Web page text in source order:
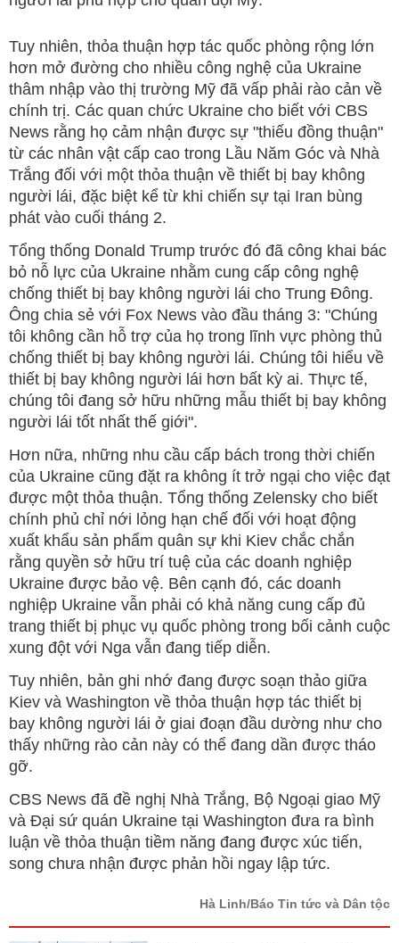
Tuy nhiên, thỏa thuận hợp tác quốc phòng rộng lớn
hơn mở đường cho nhiều công nghệ của Ukraine
thâm nhập vào thị trường Mỹ đã vấp phải rào cản về
chính trị. Các quan chức Ukraine cho biết với CBS
News rằng họ cảm nhận được sự "thiếu đồng thuận"
từ các nhân vật cấp cao trong Lầu Năm Góc và Nhà
Trắng đối với một thỏa thuận về thiết bị bay không
người lái, đặc biệt kể từ khi chiến sự tại Iran bùng
phát vào cuối tháng 2.
Tổng thống Donald Trump trước đó đã công khai bác
bỏ nỗ lực của Ukraine nhằm cung cấp công nghệ
chống thiết bị bay không người lái cho Trung Đông.
Ông chia sẻ với Fox News vào đầu tháng 3: "Chúng
tôi không cần hỗ trợ của họ trong lĩnh vực phòng thủ
chống thiết bị bay không người lái. Chúng tôi hiểu về
thiết bị bay không người lái hơn bất kỳ ai. Thực tế,
chúng tôi đang sở hữu những mẫu thiết bị bay không
người lái tốt nhất thế giới".
Hơn nữa, những nhu cầu cấp bách trong thời chiến
của Ukraine cũng đặt ra không ít trở ngại cho việc đạt
được một thỏa thuận. Tổng thống Zelensky cho biết
chính phủ chỉ nới lỏng hạn chế đối với hoạt động
xuất khẩu sản phẩm quân sự khi Kiev chắc chắn
rằng quyền sở hữu trí tuệ của các doanh nghiệp
Ukraine được bảo vệ. Bên cạnh đó, các doanh
nghiệp Ukraine vẫn phải có khả năng cung cấp đủ
trang thiết bị phục vụ quốc phòng trong bối cảnh cuộc
xung đột với Nga vẫn đang tiếp diễn.
Tuy nhiên, bản ghi nhớ đang được soạn thảo giữa
Kiev và Washington về thỏa thuận hợp tác thiết bị
bay không người lái ở giai đoạn đầu dường như cho
thấy những rào cản này có thể đang dần được tháo
gỡ.
CBS News đã đề nghị Nhà Trắng, Bộ Ngoại giao Mỹ
và Đại sứ quán Ukraine tại Washington đưa ra bình
luận về thỏa thuận tiềm năng đang được xúc tiến,
song chưa nhận được phản hồi ngay lập tức.
Hà Linh/Báo Tin tức và Dân tộc